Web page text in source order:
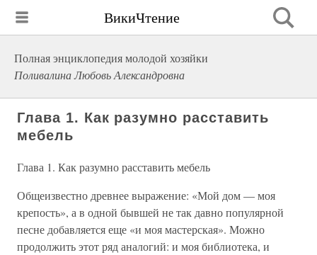
ВикиЧтение
Полная энциклопедия молодой хозяйки
Поливалина Любовь Александровна
Глава 1. Как разумно расставить
мебель
Глава 1. Как разумно расставить мебель
Общеизвестно древнее выражение: «Мой дом — моя
крепость», а в одной бывшей не так давно популярной
песне добавляется еще «и моя мастерская». Можно
продолжить этот ряд аналогий: и моя библиотека, и